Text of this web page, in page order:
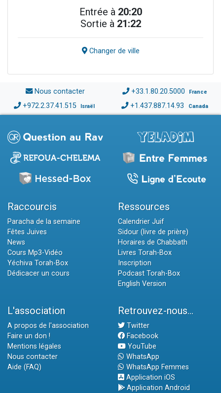
Entrée à 20:20
Sortie à 21:22
Changer de ville
Nous contacter +33.1.80.20.5000 France
+972.2.37.41.515 Israël +1.437.887.14.93 Canada
Raccourcis
Paracha de la semaine
Fêtes Juives
News
Cours Mp3-Vidéo
Yéchiva Torah-Box
Dédicacer un cours
Ressources
Calendrier Juif
Sidour (livre de prière)
Horaires de Chabbath
Livres Torah-Box
Inscription
Podcast Torah-Box
English Version
L'association
A propos de l'association
Faire un don !
Mentions légales
Nous contacter
Aide (FAQ)
Retrouvez-nous...
Twitter
Facebook
YouTube
WhatsApp
WhatsApp Femmes
Application iOS
Application Android